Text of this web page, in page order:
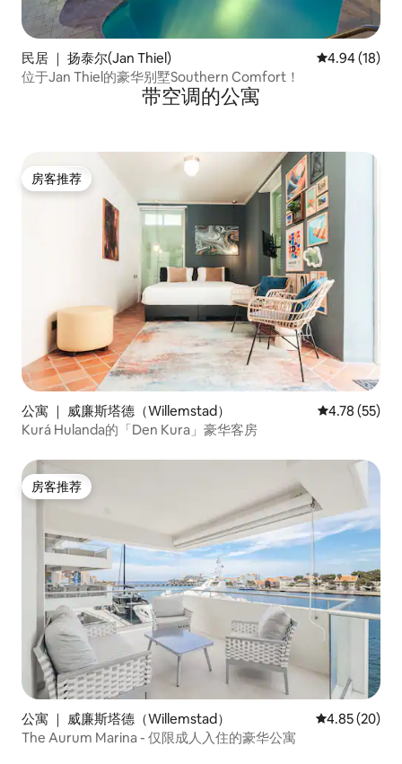
民居 ｜ 扬泰尔(Jan Thiel) 平均评分
4.94 (18)
位于Jan Thiel的豪华别墅Southern Comfort！
带空调的公寓
房客推荐
房客推荐
公寓 ｜ 威廉斯塔德（Willemstad） 平均评分
4.78 (55)
Kurá Hulanda的「Den Kura」豪华客房
房客推荐
房客推荐
公寓 ｜ 威廉斯塔德（Willemstad） 平均评分
4.85 (20)
The Aurum Marina - 仅限成人入住的豪华公寓